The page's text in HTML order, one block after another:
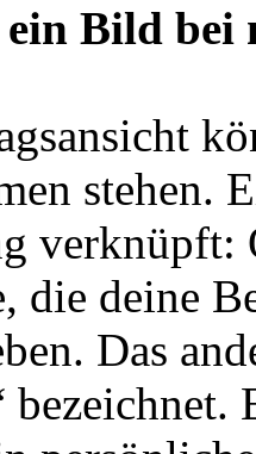
Bild bei
stehen.
verknüpft:
die deine
Das